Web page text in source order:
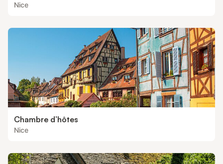
Nice
Chambre d’hôtes
Nice